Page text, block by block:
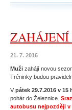
21. 7. 2016
Muži zahájí novou
Tréninky budou
V pátek 29.7.2016 v 15
pohár do Železnice.
autobusu nejpozději v